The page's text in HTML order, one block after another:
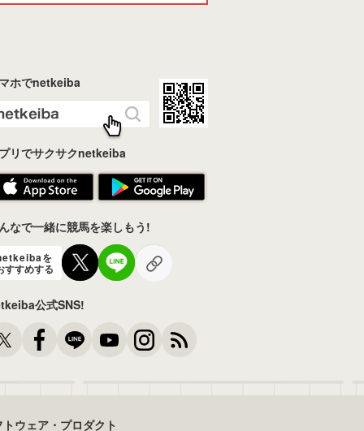
ホでnetkeiba
リでサクサクnetkeiba
なで一緒に競馬を楽しもう!
を
すすめする
公式SNS!
ウェア・プロダクト